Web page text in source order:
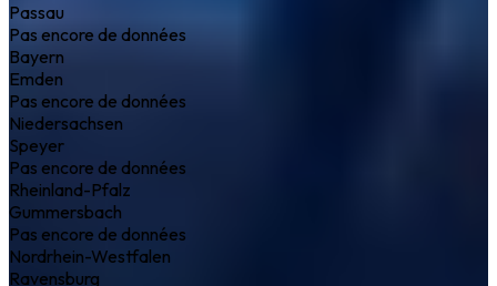
Passau
Pas encore de données
Bayern
Emden
Pas encore de données
Niedersachsen
Speyer
Pas encore de données
Rheinland-Pfalz
Gummersbach
Pas encore de données
Nordrhein-Westfalen
Ravensburg